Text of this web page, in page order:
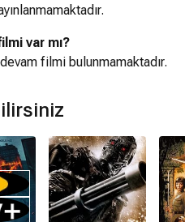
var mı?
filmi bulunmamaktadır.